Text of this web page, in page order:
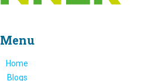
Menu
Home
Blogs